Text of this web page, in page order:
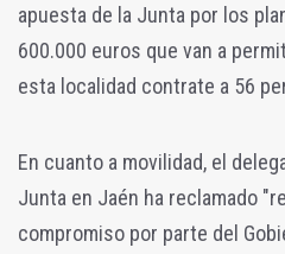
apuesta de la Junta por los
600.000 euros que van a
esta localidad contrate a 56
En cuanto a movilidad, el
Junta en Jaén ha reclamado
compromiso por parte del